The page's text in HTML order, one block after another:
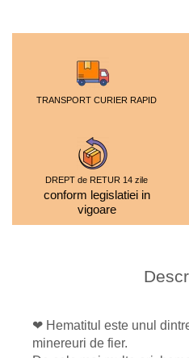
TRANSPORT CURIER RAPID
DREPT de RETUR 14 zile
conform legislatiei in
vigoare
❤ Hematitul este unul
minereuri de fier.